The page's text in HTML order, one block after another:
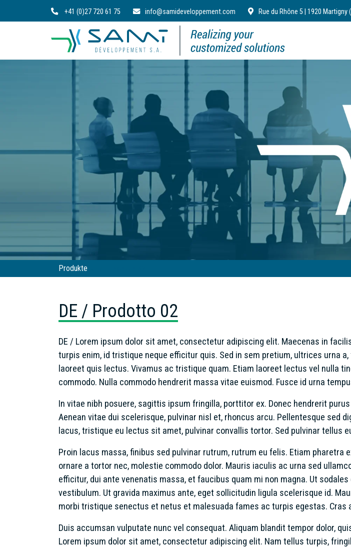
+41 (0)27 720 61 75 info@samideveloppement.com Rue du Rhône 5 | 1920 Martigny
Produkte
DE / Prodotto 02
DE / Lorem ipsum dolor sit amet, consectetur adipiscing elit. Maecenas in
turpis enim, id tristique neque efficitur quis. Sed in sem pretium, ultrices urna
laoreet quis lectus. Vivamus ac tristique quam. Etiam laoreet lectus vel nulla
commodo. Nulla commodo hendrerit massa vitae euismod. Fusce id urna
In vitae nibh posuere, sagittis ipsum fringilla, porttitor ex. Donec hendrerit
Aenean vitae dui scelerisque, pulvinar nisl et, rhoncus arcu. Pellentesque sed
lacus, tristique eu lectus sit amet, pulvinar convallis tortor. Sed pulvinar tellus
Proin lacus massa, finibus sed pulvinar rutrum, rutrum eu felis. Etiam
ornare a tortor nec, molestie commodo dolor. Mauris iaculis ac urna sed
efficitur, dui ante venenatis massa, et faucibus quam mi non magna. Ut
vestibulum. Ut gravida maximus ante, eget sollicitudin ligula scelerisque id.
morbi tristique senectus et netus et malesuada fames ac turpis egestas.
Duis accumsan vulputate nunc vel consequat. Aliquam blandit tempor dolor,
Lorem ipsum dolor sit amet, consectetur adipiscing elit. Nam tellus turpis,